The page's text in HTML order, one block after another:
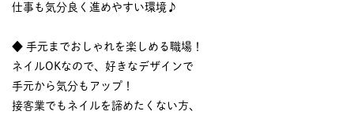
仕事も気分良く進めやすい環境♪
◆ 手元までおしゃれを楽しめる職場！
ネイルOKなので、好きなデザインで
手元から気分もアップ！
接客業でもネイルを諦めたくない方、